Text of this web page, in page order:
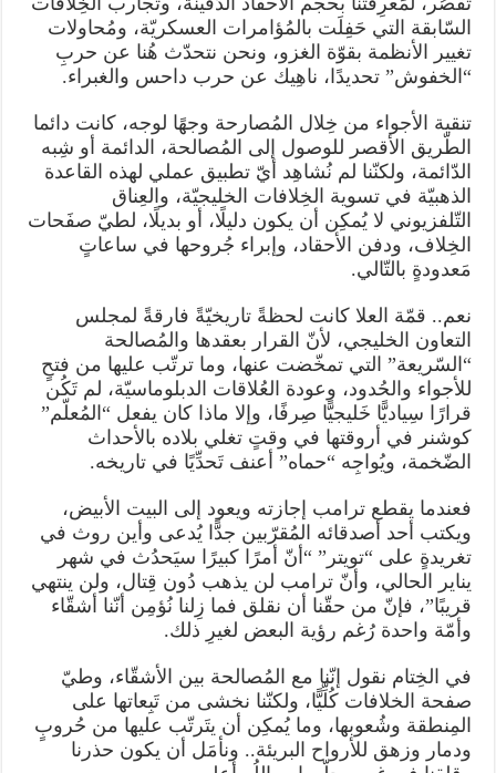
السّابقة التي حَفِلَت بالمُؤامرات العسكريّة، ومُحاولات
تغيير الأنظمة بقوّة الغزو، ونحن نتحدّث هُنا عن حربِ
“الخفوش” تحديدًا، ناهِيك عن حرب داحس والغبراء.
تنقية الأجواء من خِلال المُصارحة وجهًا لوجه، كانت دائما
الطّريق الأقصر للوصول إلى المُصالحة، الدائمة أو شِبه
الدّائمة، ولكنّنا لم نُشاهِد أيّ تطبيق عملي لهذه القاعدة
الذهبيّة في تسوية الخِلافات الخليجيّة، والعِناق
التّلفزيوني لا يُمكِن أن يكون دليلًا، أو بديلًا، لطيّ صفَحات
الخِلاف، ودفن الأحقاد، وإبراء جُروحها في ساعاتٍ
مَعدودةٍ بالتّالي.
نعم.. قمّة العلا كانت لحظةً تاريخيّةً فارقةً لمجلس
التعاون الخليجي، لأنّ القرار بعقدها والمُصالحة
“السّريعة” التي تمخّضت عنها، وما ترتّب عليها من فتحٍ
للأجواء والحُدود، وعودة العُلاقات الدبلوماسيّة، لم تَكُن
قرارًا سِياديًّا خَليجيًّا صِرفًا، وإلا ماذا كان يفعل “المُعلّم”
كوشنر في أروقتها في وقتٍ تغلي بلاده بالأحداث
الضّخمة، ويُواجِه “حماه” أعنف تَحدِّيًا في تاريخه.
فعندما يقطع ترامب إجازته ويعود إلى البيت الأبيض،
ويكتب أحد أصدقائه المُقرّبين جدًّا يُدعى وأين روث في
تغريدةٍ على “تويتر” “أنّ أمرًا كبيرًا سيَحدُث في شهر
يناير الحالي، وأنّ ترامب لن يذهب دُون قِتال، ولن ينتهي
قريبًا”، فإنّ من حقّنا أن نقلق فما زِلنا نُؤمِن أنّنا أشقّاء
وأمّة واحدة رُغم رؤية البعض لغيرِ ذلك.
في الخِتام نقول إنّنا مع المُصالحة بين الأشقّاء، وطيّ
صفحة الخلافات كُلِّيًّا، ولكنّنا نخشى من تَبِعاتها على
المِنطقة وشُعوبها، وما يُمكِن أن يتَرتّب عليها من حُروبٍ
ودمار وزهق للأرواح البريئة.. ونأمَل أن يكون حذرنا